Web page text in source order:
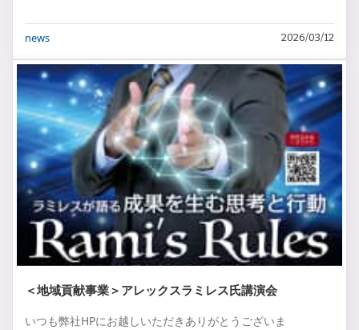
news 2026/03/12
＜地域貢献事業＞アレックスラミレス氏講演会
いつも弊社HPにお越しいただきありがとうございま